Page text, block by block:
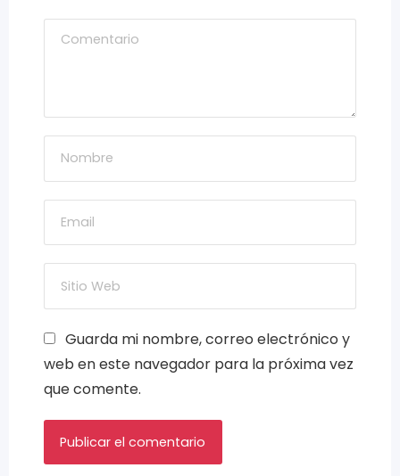
Guarda mi nombre, correo electrónico y
web en este navegador para la próxima vez
que comente.